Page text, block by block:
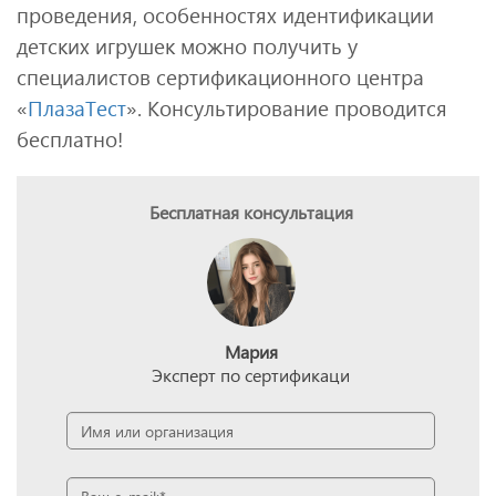
проведения, особенностях идентификации
детских игрушек можно получить у
специалистов сертификационного центра
«ПлазаТест». Консультирование проводится
бесплатно!
Бесплатная консультация
Мария
Эксперт по сертификаци